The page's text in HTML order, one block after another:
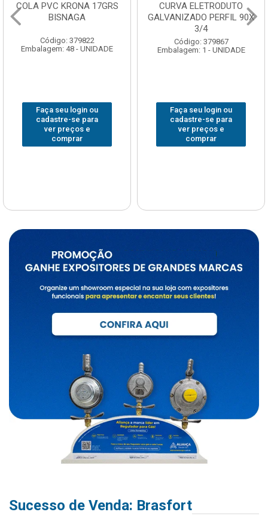
COLA PVC KRONA 17GRS
BISNAGA
Código: 379822
Embalagem: 48 - UNIDADE
Faça seu login ou
cadastre-se para
ver preços e
comprar
CURVA ELETRODUTO
GALVANIZADO PERFIL 90X
3/4
Código: 379867
Embalagem: 1 - UNIDADE
Faça seu login ou
cadastre-se para
ver preços e
comprar
Sucesso de Venda: Brasfort